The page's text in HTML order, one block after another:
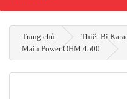
Trang chủ Thiết Bị
Main Power OHM 4500